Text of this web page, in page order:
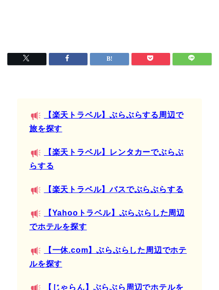
【楽天トラベル】ぶらぶらする周辺で
旅を探す
【楽天トラベル】レンタカーでぶらぶ
らする
【楽天トラベル】バスでぶらぶらする
【Yahooトラベル】ぶらぶらした周辺
でホテルを探す
【一休.com】ぶらぶらした周辺でホテ
ルを探す
【じゃらん】ぶらぶら周辺でホテルを